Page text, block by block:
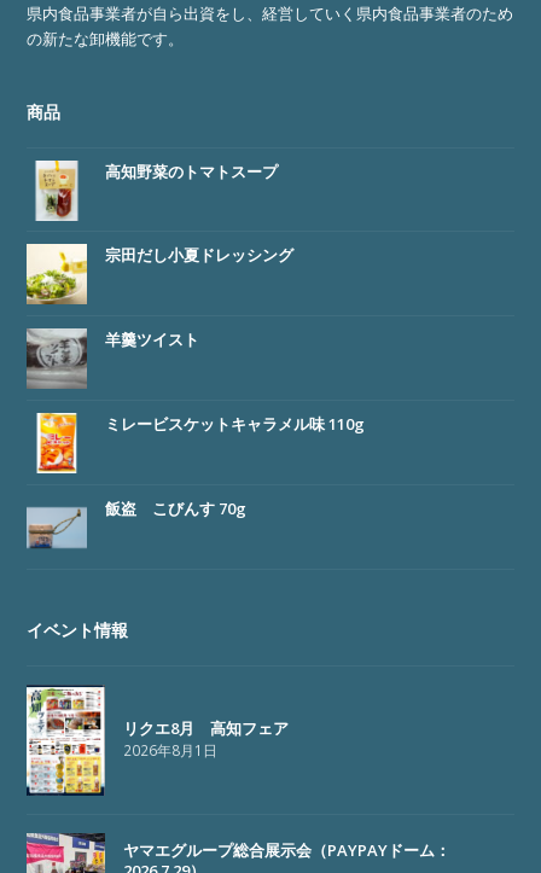
県内食品事業者が自ら出資をし、経営していく県内食品事業者のため
の新たな卸機能です。
商品
高知野菜のトマトスープ
宗田だし小夏ドレッシング
羊羹ツイスト
ミレービスケットキャラメル味 110g
飯盗 こびんす 70g
イベント情報
リクエ8月 高知フェア
2026年8月1日
ヤマエグループ総合展示会（PAYPAYドーム：